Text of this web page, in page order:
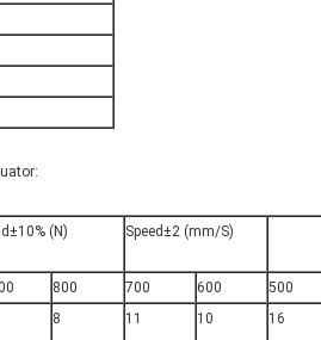
(N) Speed±2 (mm/S)
800 700 600 500
8 11 10 16